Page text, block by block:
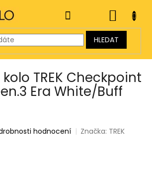
HLEDAT
KOŠÍK
TREK Checkpoint
Era White/Buff
hodnocení Značka: TREK